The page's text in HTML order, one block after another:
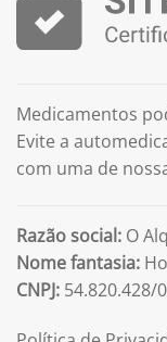
Medicamentos
Evite a
com uma de
Razão social: O
Nome fantasia:
CNPJ: 54.820.428/